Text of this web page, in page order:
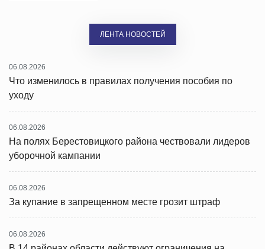
ЛЕНТА НОВОСТЕЙ
06.08.2026
Что изменилось в правилах получения пособия по
уходу
06.08.2026
На полях Берестовицкого района чествовали лидеров
уборочной кампании
06.08.2026
За купание в запрещенном месте грозит штраф
06.08.2026